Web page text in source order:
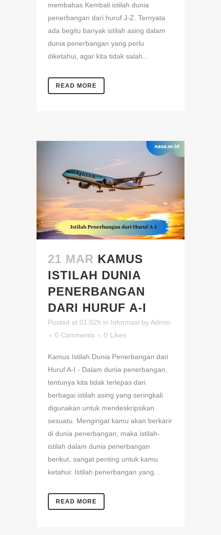
membahas Kembali istilah dunia
penerbangan dari huruf J-Z. Ternyata
ada begitu banyak istilah asing dalam
dunia penerbangan yang perlu
diketahui, agar kita tidak salah...
READ MORE
21 MAR KAMUS
ISTILAH DUNIA
PENERBANGAN
DARI HURUF A-I
Posted at 01:02h in Informasi byAdmin
0 Comments
0 Likes
Kamus Istilah Dunia Penerbangan dari
Huruf A-I - Dalam dunia penerbangan,
tentunya kita tidak terlepas dari
berbagai istilah asing yang seringkali
digunakan untuk mendeskripsikan
sesuatu. Mengingat kamu akan berkarir
di dunia penerbangan, maka istilah-
istilah dalam dunia penerbangan
berikut, sangat penting untuk kamu
ketahui: Istilah penerbangan yang...
READ MORE